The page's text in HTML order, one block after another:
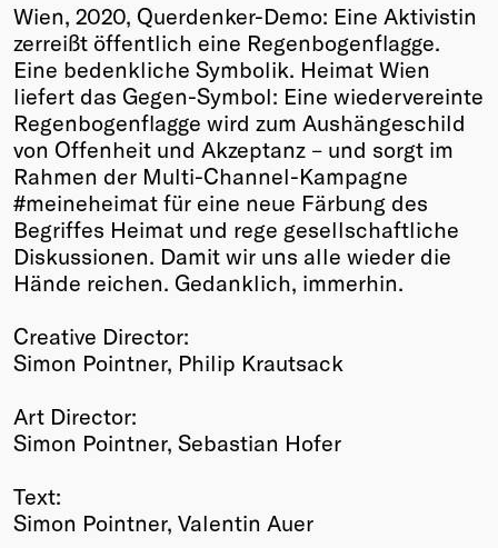
Wien, 2020, Querdenker-Demo: Eine Aktivistin
zerreißt öffentlich eine Regenbogenflagge.
Eine bedenkliche Symbolik. Heimat Wien
liefert das Gegen-Symbol: Eine wiedervereinte
Regenbogenflagge wird zum Aushängeschild
von Offenheit und Akzeptanz – und sorgt im
Rahmen der Multi-Channel-Kampagne
#meineheimat für eine neue Färbung des
Begriffes Heimat und rege gesellschaftliche
Diskussionen. Damit wir uns alle wieder die
Hände reichen. Gedanklich, immerhin.
Creative Director:
Simon Pointner, Philip Krautsack
Art Director:
Simon Pointner, Sebastian Hofer
Text:
Simon Pointner, Valentin Auer